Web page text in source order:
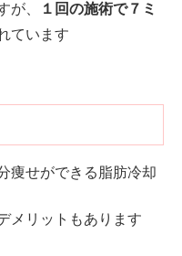
が、
１回の施術で７ミ
ています
痩せができる脂肪冷却
メリットもあります